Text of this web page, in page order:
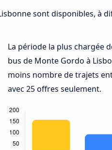
sont disponibles, à
La période la plus chargée
bus de Monte Gordo à
moins nombre de trajets
avec 25 offres seulement.